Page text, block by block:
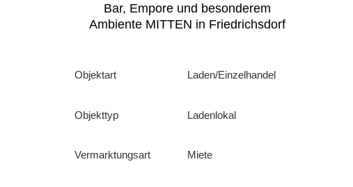
Bar, Empore und besonderem
Ambiente MITTEN in Friedrichsdorf
Objektart Laden/Einzelhandel
Objekttyp Ladenlokal
Vermarktungsart Miete